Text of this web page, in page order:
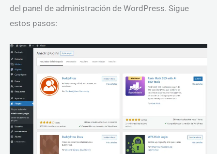
del panel de administración de WordPress. Sigue
estos pasos: